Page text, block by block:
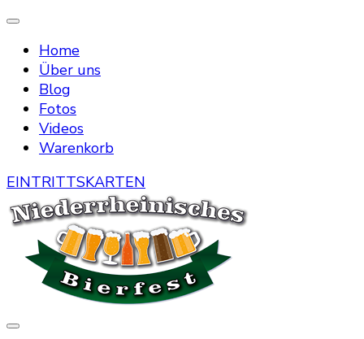
Home
Über uns
Blog
Fotos
Videos
Warenkorb
EINTRITTSKARTEN